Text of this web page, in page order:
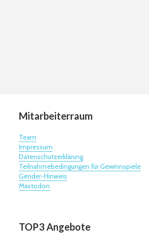
Mitarbeiterraum
Team
Impressum
Datenschutzerklärung
Teilnahmebedingungen für Gewinnspiele
Gender-Hinweis
Mastodon
TOP3 Angebote